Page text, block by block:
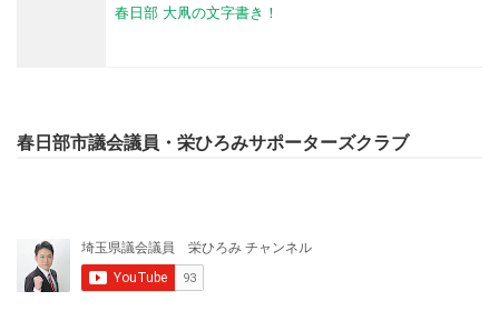
春日部 大凧の文字書き！
春日部市議会議員・栄ひろみサポーターズクラブ